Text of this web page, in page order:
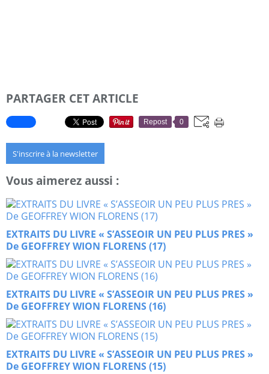
PARTAGER CET ARTICLE
Repost 0
S'inscrire à la newsletter
Vous aimerez aussi :
EXTRAITS DU LIVRE « S’ASSEOIR UN PEU PLUS PRES »
De GEOFFREY WION FLORENS (17)
EXTRAITS DU LIVRE « S’ASSEOIR UN PEU PLUS PRES »
De GEOFFREY WION FLORENS (16)
EXTRAITS DU LIVRE « S’ASSEOIR UN PEU PLUS PRES »
De GEOFFREY WION FLORENS (15)